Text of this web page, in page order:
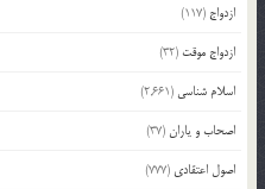
ازدواج (117)
ازدواج موقت (32)
اسلام شناسی (2,661)
اصحاب و یاران(37)
اصول اعتقادی (777)